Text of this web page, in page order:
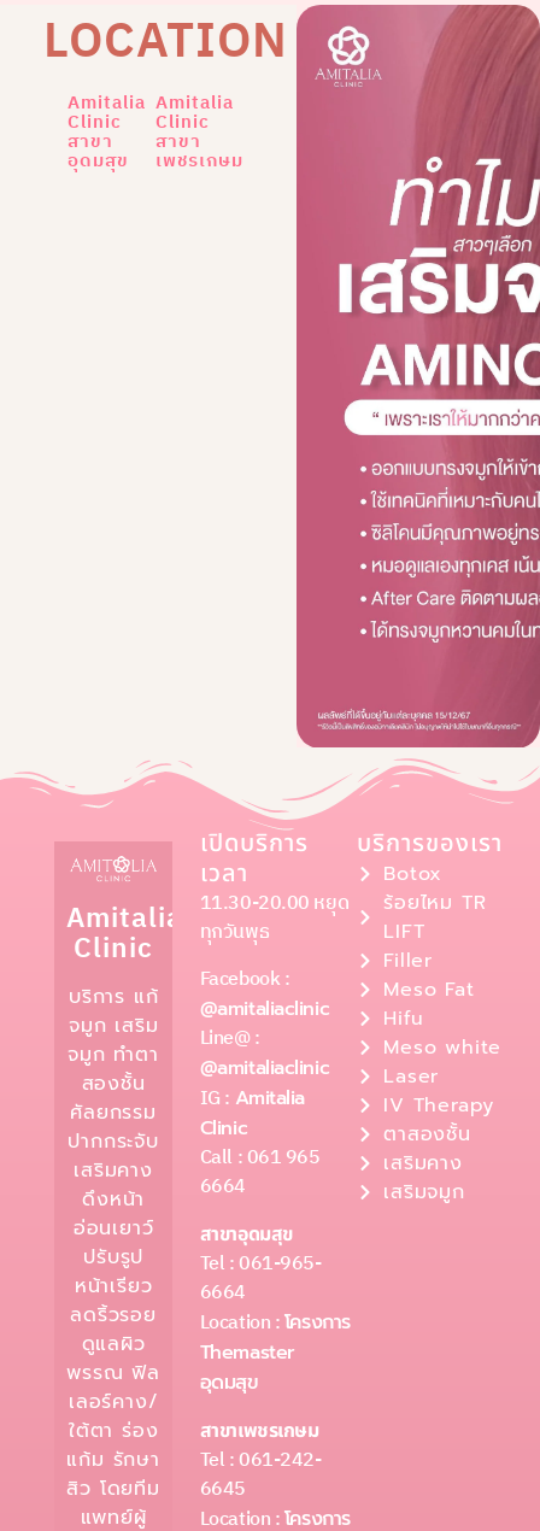
LOCATION
Amitalia
Clinic
สาขา
อุดมสุข
Amitalia
Clinic
สาขา
เพชรเกษม
Amitalia
Clinic
บริการ แก้
จมูก เสริม
จมูก ทำตา
สองชั้น
ศัลยกรรม
ปากกระจับ
เสริมคาง
ดึงหน้า
อ่อนเยาว์
ปรับรูป
หน้าเรียว
ลดริ้วรอย
ดูแลผิว
พรรณ ฟิล
เลอร์คาง/
ใต้ตา ร่อง
แก้ม รักษา
สิว โดยทีม
แพทย์ผู้
เปิดบริการ
เวลา
11.30-20.00 หยุด
ทุกวันพุธ
Facebook :
@amitaliaclinic
Line@ :
@amitaliaclinic
IG : Amitalia
Clinic
Call : 061 965
6664
สาขาอุดมสุข
Tel : 061-965-
6664
Location :โครงการ
Themaster
อุดมสุข
สาขาเพชรเกษม
Tel : 061-242-
6645
Location :โครงการ
บริการของเรา
Botox
ร้อยไหม TR
LIFT
Filler
Meso Fat
Hifu
Meso white
Laser
IV Therapy
ตาสองชั้น
เสริมคาง
เสริมจมูก